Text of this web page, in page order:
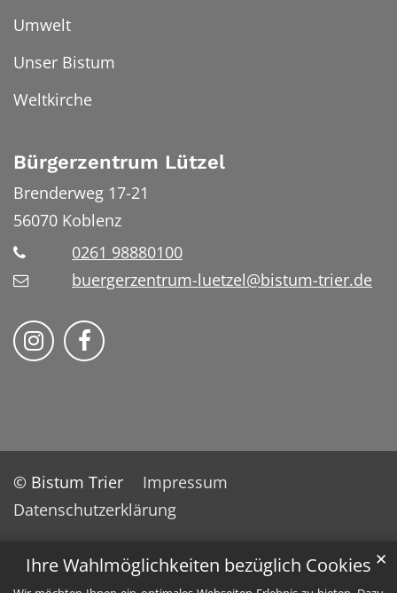
Ihre Wahlmöglichkeiten bezüglich Cookies ✕
Umwelt
Unser Bistum
Weltkirche
Bürgerzentrum Lützel
Brenderweg 17-21
56070 Koblenz
0261 98880100
buergerzentrum-luetzel@bistum-trier.de
Folge uns auf Instragram
Folge uns auf Facebook
© Bistum Trier
Impressum
Datenschutzerklärung